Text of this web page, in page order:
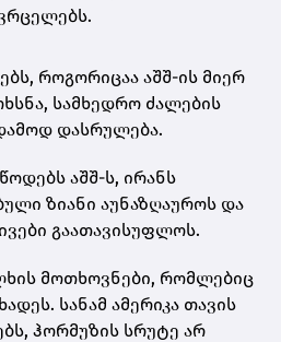
როგორიცაა აშშ-ის მიერ
სამხედრო ძალების
დასრულება.
აშშ-ს, ირანს
ზიანი აუნაზღაუროს და
გაათავისუფლოს.
მოთხოვნები, რომლებიც
სანამ ამერიკა თავის
ჰორმუზის სრუტე არ